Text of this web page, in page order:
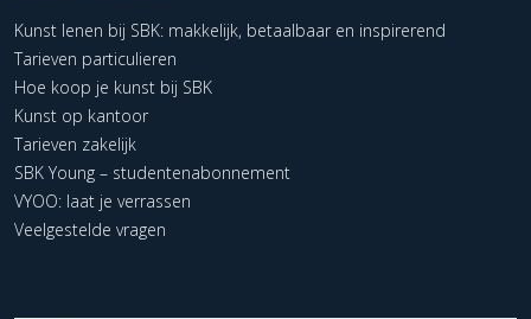
Kunst lenen bij SBK: makkelijk, betaalbaar en inspirerend
Tarieven particulieren
Hoe koop je kunst bij SBK
Kunst op kantoor
Tarieven zakelijk
SBK Young – studentenabonnement
VYOO: laat je verrassen
Veelgestelde vragen